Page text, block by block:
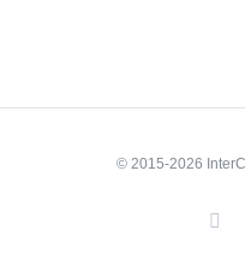
© 2015-2026